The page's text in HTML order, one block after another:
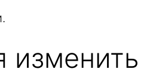
изменить